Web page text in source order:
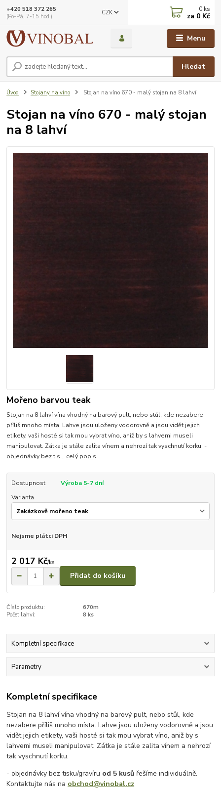
Menu
CZK
Hledat
+420 518 372 265
(Po-Pá, 7-15 hod.)
0 ks
za 0 Kč
Úvod Stojany na víno Stojan na víno 670 - malý stojan na 8 lahví
Stojan na víno 670 - malý stojan
na 8 lahví
Mořeno barvou teak
Stojan na 8 lahví vína vhodný na barový pult, nebo stůl, kde nezabere
příliš mnoho místa. Lahve jsou uloženy vodorovně a jsou vidět jejich
etikety, vaši hosté si tak mou vybrat víno, aniž by s lahvemi museli
manipulovat. Zátka je stále zalita vínem a nehrozí tak vyschnutí korku. -
objednávky bez tis... celý popis
Dostupnost
Výroba 5-7 dní
Varianta
Nejsme plátci DPH
2 017 Kč/ks
Přidat do košíku
Číslo produktu:
670m
Počet lahví:
8 ks
Kompletní specifikace
Parametry
Kompletní specifikace
Stojan na 8 lahví vína vhodný na barový pult, nebo stůl, kde
nezabere příliš mnoho místa. Lahve jsou uloženy vodorovně a jsou
vidět jejich etikety, vaši hosté si tak mou vybrat víno, aniž by s
lahvemi museli manipulovat. Zátka je stále zalita vínem a nehrozí
tak vyschnutí korku.
- objednávky bez tisku/gravíru od 5 kusů řešíme individuálně.
Kontaktujte nás na obchod@vinobal.cz